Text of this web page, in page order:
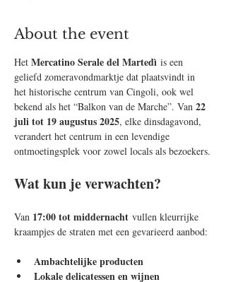
About the event
Het Mercatino Serale del Martedì is een
geliefd zomeravondmarktje dat plaatsvindt in
het historische centrum van Cingoli, ook wel
bekend als het “Balkon van de Marche”. Van 22
juli tot 19 augustus 2025, elke dinsdagavond,
verandert het centrum in een levendige
ontmoetingsplek voor zowel locals als bezoekers.
Wat kun je verwachten?
Van 17:00 tot middernacht vullen kleurrijke
kraampjes de straten met een gevarieerd aanbod:
Ambachtelijke producten
Lokale delicatessen en wijnen